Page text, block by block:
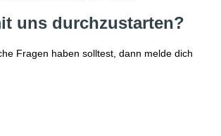
uns durchzustarten?
Fragen haben solltest, dann melde dich